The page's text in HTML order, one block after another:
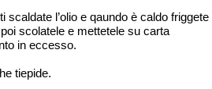
scaldate l’olio e qaundo è caldo friggete
scolatele e mettetele su carta
in eccesso.
tiepide.